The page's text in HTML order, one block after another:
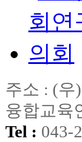
주소 : (우
융합교육
Tel : 043-